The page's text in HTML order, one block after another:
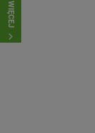
WIĘCEJ